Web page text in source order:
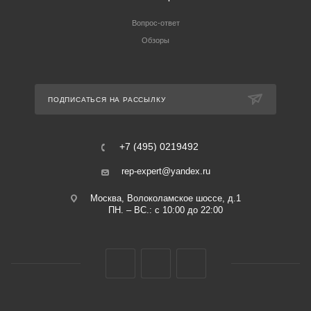
Вопрос-ответ
Обзоры
ПОДПИСАТЬСЯ НА РАССЫЛКУ
+7 (495) 0219492
rep-expert@yandex.ru
Москва, Волоколамское шоссе, д.1
ПН. – ВС.: с 10:00 до 22:00